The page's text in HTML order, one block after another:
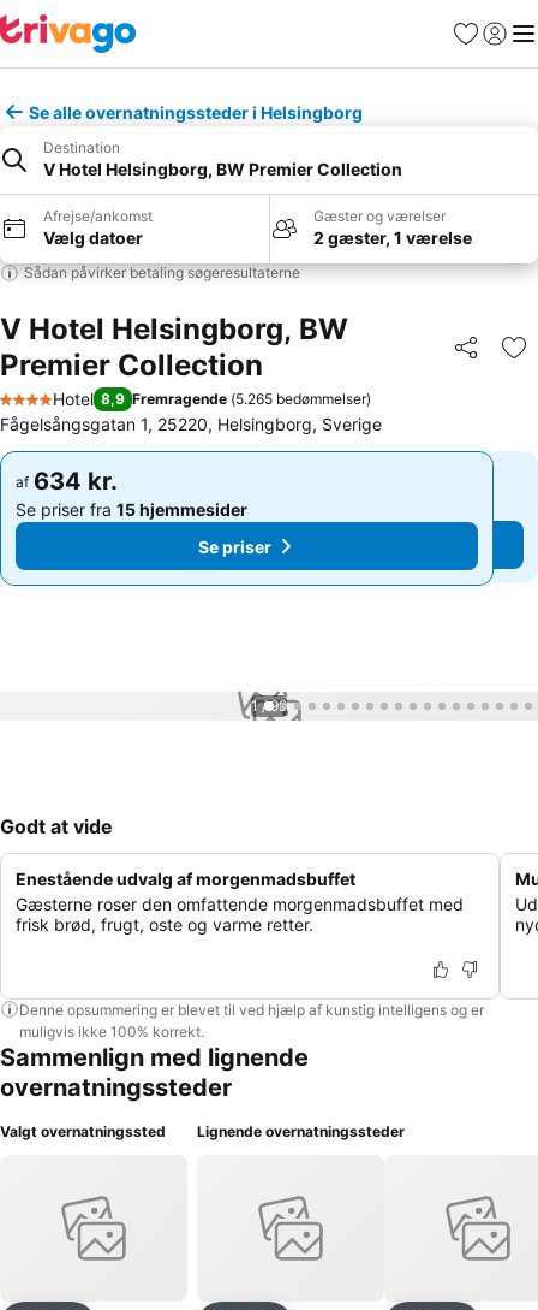
Favoritter
Log ind
Se alle overnatningssteder i Helsingborg
Destination
V Hotel Helsingborg, BW Premier Collection
Afrejse/ankomst
Vælg datoer
Gæster og værelser
2 gæster, 1 værelse
Sådan påvirker betaling søgeresultaterne
V Hotel Helsingborg, BW
Premier Collection
Del
4 Stjerner
Hotel 8,9 Fremragende (5.265 bedømmelser)
Fågelsångsgatan 1, 25220, Helsingborg, Sverige
af 634 kr.
Se priser fra 15 hjemmesider
Se priser
af 634 kr.
Se priser fra 15 hjemmesider
Se priser
1 / 99
Godt at vide
Enestående udvalg af morgenmadsbuffet
Gæsterne roser den omfattende morgenmadsbuffet med
frisk brød, frugt, oste og varme retter.
Denne opsummering er blevet til ved hjælp af kunstig intelligens og er
muligvis ikke 100% korrekt.
Sammenlign med lignende
overnatningssteder
Valgt overnatningssted Lignende overnatningssteder